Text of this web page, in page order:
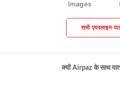
सभी एयरलाइन
क्यों Airpaz के साथ